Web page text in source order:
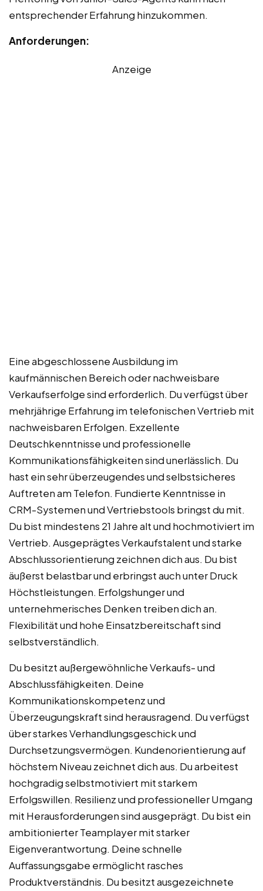
entsprechender Erfahrung hinzukommen.
Anforderungen:
Anzeige
Eine abgeschlossene Ausbildung im
kaufmännischen Bereich oder nachweisbare
Verkaufserfolge sind erforderlich. Du verfügst über
mehrjährige Erfahrung im telefonischen Vertrieb mit
nachweisbaren Erfolgen. Exzellente
Deutschkenntnisse und professionelle
Kommunikationsfähigkeiten sind unerlässlich. Du
hast ein sehr überzeugendes und selbstsicheres
Auftreten am Telefon. Fundierte Kenntnisse in
CRM-Systemen und Vertriebstools bringst du mit.
Du bist mindestens 21 Jahre alt und hochmotiviert im
Vertrieb. Ausgeprägtes Verkaufstalent und starke
Abschlussorientierung zeichnen dich aus. Du bist
äußerst belastbar und erbringst auch unter Druck
Höchstleistungen. Erfolgshunger und
unternehmerisches Denken treiben dich an.
Flexibilität und hohe Einsatzbereitschaft sind
selbstverständlich.
Du besitzt außergewöhnliche Verkaufs- und
Abschlussfähigkeiten. Deine
Kommunikationskompetenz und
Überzeugungskraft sind herausragend. Du verfügst
über starkes Verhandlungsgeschick und
Durchsetzungsvermögen. Kundenorientierung auf
höchstem Niveau zeichnet dich aus. Du arbeitest
hochgradig selbstmotiviert mit starkem
Erfolgswillen. Resilienz und professioneller Umgang
mit Herausforderungen sind ausgeprägt. Du bist ein
ambitionierter Teamplayer mit starker
Eigenverantwortung. Deine schnelle
Auffassungsgabe ermöglicht rasches
Produktverständnis. Du besitzt ausgezeichnete